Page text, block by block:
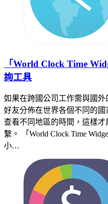
「World Clock Time
詢工具
如果在跨國公司工作需與國
好友分佈在世界各個不同的
查看不同地區的時間，這樣
繫。 「World Clock Time
小…